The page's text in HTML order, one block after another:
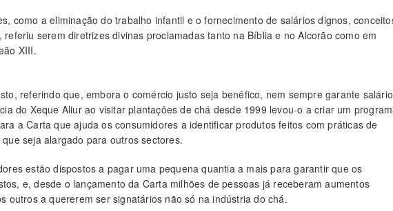
como a eliminação do trabalho infantil e o fornecimento de salários dignos,
serem diretrizes divinas proclamadas tanto na Bíblia e no Alcorão como em
XIII.
referindo que, embora o comércio justo seja benéfico, nem sempre garante
do Xeque Aliur ao visitar plantações de chá desde 1999 levou-o a criar um
a Carta que ajuda os consumidores a identificar produtos feitos com práticas de
seja alargado para outros sectores.
estão dispostos a pagar uma pequena quantia a mais para garantir que os
e, desde o lançamento da Carta milhões de pessoas já receberam aumentos
outros a quererem ser signatários não só na indústria do chá.